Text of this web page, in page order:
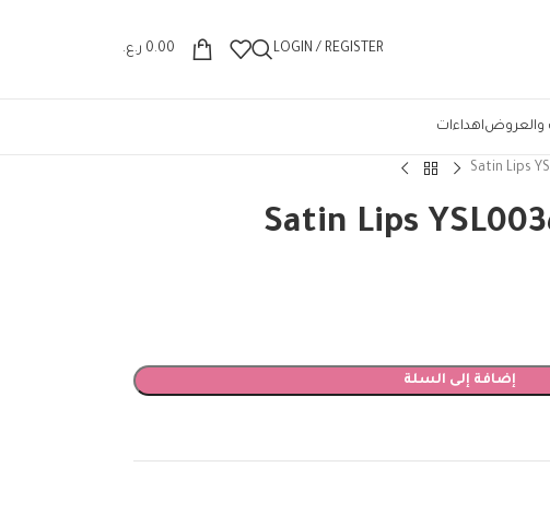
LOGIN / REGISTER
0.00 ر.ع.
والعروضاهداءات
إضافة إلى السلة